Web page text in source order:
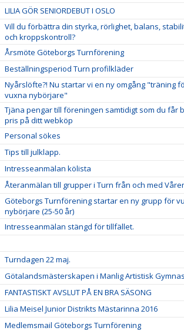
LILIA GÖR SENIORDEBUT I OSLO
Vill du förbättra din styrka, rörlighet, balans,
och kroppskontroll?
Årsmöte Göteborgs Turnförening
Beställningsperiod Turn profilkläder
Nyårslöfte?! Nu startar vi en ny omgång "träning
vuxna nybörjare"
Tjäna pengar till föreningen samtidigt som du får
pris på ditt webköp
Personal sökes
Tips till julklapp.
Intresseanmälan kölista
Återanmälan till grupper i Turn från och med
Göteborgs Turnförening startar en ny grupp för
nybörjare (25-50 år)
Intresseanmälan stängd för tillfället.
Turndagen 22 maj.
Götalandsmästerskapen i Manlig Artistisk
FANTASTISKT AVSLUT PÅ EN BRA SÄSONG
Lilia Meisel Junior Distrikts Mästarinna 2016
Medlemsmail Göteborgs Turnförening